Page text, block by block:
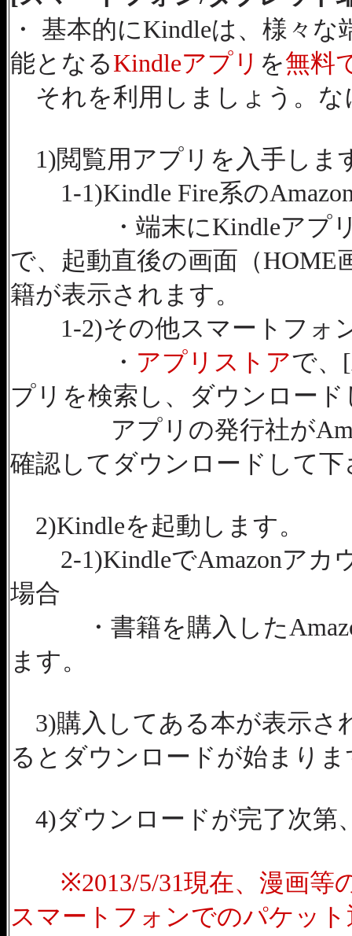
・ 基本的にKindleは、様々
能となるKindleアプリ を無料
それを利用しましょう。な
1)閲覧用アプリを入手しま
1-1)Kindle Fire系の
・端末にKindleアプリ
で、起動直後の画面（HOME
籍が表示されます。
1-2)その他スマートフォ
・ アプリストアで、
プリを検索し、ダウンロー
アプリの発行社が
確認してダウンロードして下
2)Kindleを起動します。
2-1)KindleでAmazonアカ
場合
・書籍を購入した
ます。
3)購入してある本が表示さ
るとダウンロードが始まりま
4)ダウンロードが完了次第
※2013/5/31現在、漫画等
スマートフォンでのパケッ